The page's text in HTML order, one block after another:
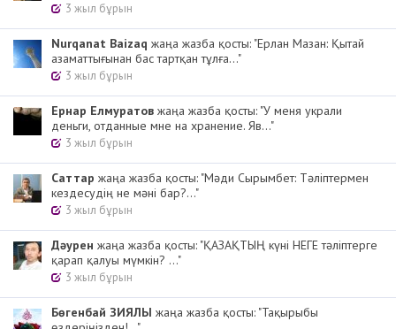
3 жыл бұрын
Nurqanat Baizaq жаңа жазба қосты: "Ерлан Мазан: Қытай
азаматтығынан бас тартқан тұлға..."
3 жыл бұрын
Ернар Елмуратов жаңа жазба қосты: "У меня украли
деньги, отданные мне на хранение. Яв..."
3 жыл бұрын
Cаттар жаңа жазба қосты: "Мәди Сырымбет: Тәліптермен
кездесудің не мәні бар?..."
3 жыл бұрын
Дәурен жаңа жазба қосты: "ҚАЗАҚТЫҢ күні НЕГЕ тәліптерге
қарап қалуы мүмкін? ..."
3 жыл бұрын
Бөгенбай ЗИЯЛЫ жаңа жазба қосты: "Тақырыбы